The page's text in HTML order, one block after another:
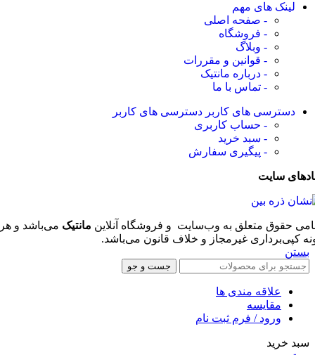
لینک های مهم
- صفحه اصلی
- فروشگاه
- وبلاگ
- قوانین و مقررات
- درباره مانتیک
- تماس با ما
دسترسی های کاربر دسترسی های کاربر
- حساب کاربری
- سبد خرید
- پیگیری سفارش
سایت
حقوق متعلق به وب‌سایت و فروشگاه‌ آنلاین مانتیک می‌باشد و هر
کپی‌برداری غیرمجاز و خلاف قانون می‌باشد.
بستن
جست و جو
علاقه مندی ها
مقایسه
ورود / فرم ثبت نام
سبد خرید